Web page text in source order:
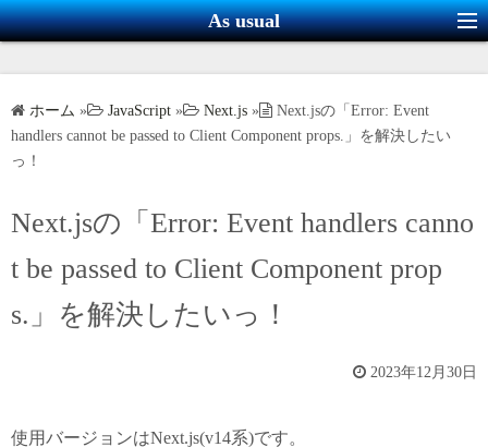
コ
ン
ツ
キ
プ
As usual
ホーム » JavaScript » Next.js »
Next.jsの「Error: Event
handlers cannot be passed to Client Component props.」を解決したい
っ！
Next.jsの「Error: Event handlers canno
t be passed to Client Component prop
s.」を解決したいっ！
2023年12月30日
使用バージョンはNext.js(v14系)です。